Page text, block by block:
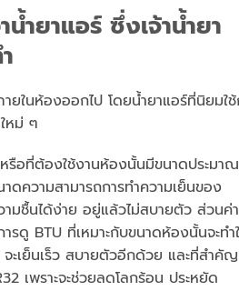
น้ำยาแอร์ ซึ่งเจ้าน้ำยา
ยในห้องออกไป โดยน้ำยาแอร์ที่นิยมใ
หม่ ๆ
อที่ต้องใช้งานห้องนั้นมีขนาดประมาณ
าดความสามารถการทำความเย็นของ
ามชื้นได้ง่าย อยู่แล้วไม่สบายตัว ส่วนค่า
ดู BTU ที่เหมาะกับขนาดห้องนั้นจะทำ
เย็นเร็ว สบายตัวอีกด้วย และที่สำคัญ
เพราะจะช่วยลดโลกร้อน ประหยัด